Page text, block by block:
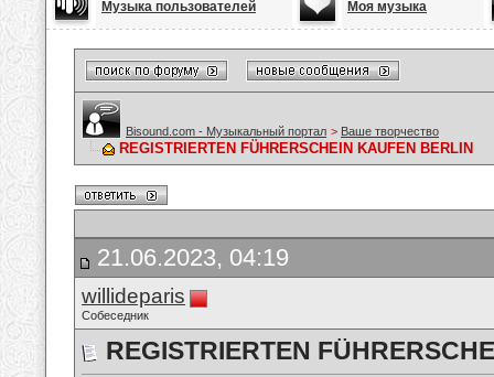
Музыка пользователей Моя музыка
Bisound.com - Музыкальный портал > Ваше творчество
REGISTRIERTEN FÜHRERSCHEIN KAUFEN BERLIN
21.06.2023, 04:19
willideparis
Собеседник
REGISTRIERTEN